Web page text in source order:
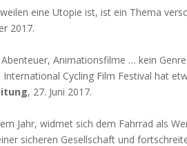
eine Utopie ist, ist ein Thema
2017.
Animationsfilme … kein
Cycling Film Festival hat
, 27. Juni 2017.
Jahr, widmet sich dem Fahrrad als
sicheren Gesellschaft und